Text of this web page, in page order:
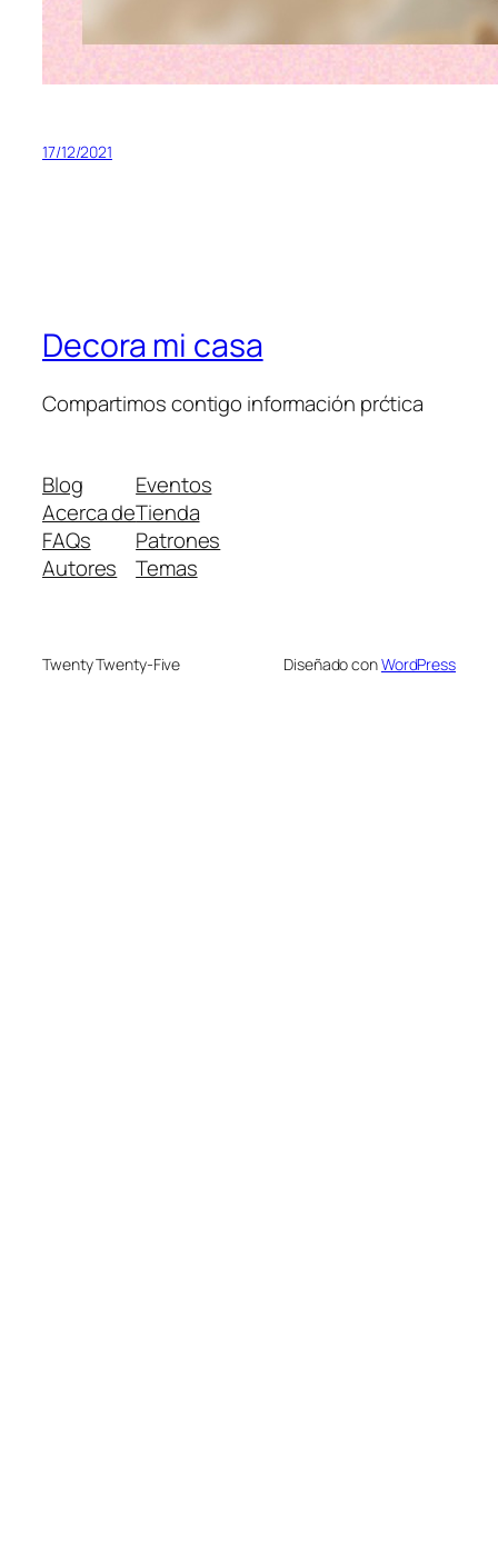
17/12/2021
Decora mi casa
Compartimos contigo información prćtica
Blog
Acerca de
FAQs
Autores
Eventos
Tienda
Patrones
Temas
Twenty Twenty-Five Diseñado conWordPress